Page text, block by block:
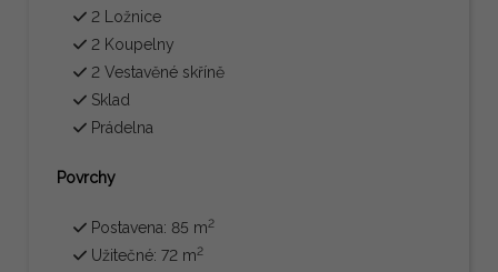
2 Ložnice
2 Koupelny
2 Vestavěné skříně
Sklad
Prádelna
Povrchy
Postavena: 85 m2
Užitečné: 72 m2